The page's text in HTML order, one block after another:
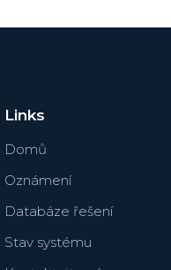
Links
Domů
Oznámení
Databáze řešení
Stav systému